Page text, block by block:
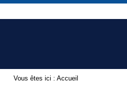
Vous êtes ici : Accueil